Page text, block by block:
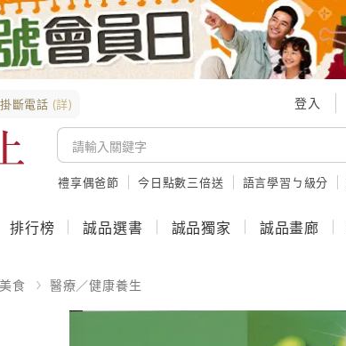
斷電話 (詳) 登入
禮享偶爸節 今日點數三倍送 語言學習ㄅ級分
排行榜 誠品選書 誠品獨家 誠品畫廊
食 醫療／健康養生